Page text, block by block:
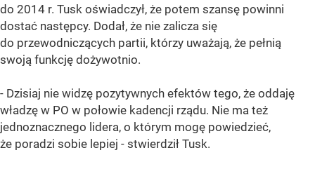
do 2014 r. Tusk oświadczył, że potem szansę powinni
dostać następcy. Dodał, że nie zalicza się
do przewodniczących partii, którzy uważają, że pełnią
swoją funkcję dożywotnio.
- Dzisiaj nie widzę pozytywnych efektów tego, że oddaję
władzę w PO w połowie kadencji rządu. Nie ma też
jednoznacznego lidera, o którym mogę powiedzieć,
że poradzi sobie lepiej - stwierdził Tusk.